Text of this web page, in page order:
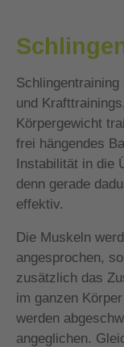
und
Körpergewicht
frei hängendes
Instabilität in die
denn gerade
effektiv.
Die Muskeln
angesprochen,
zusätzlich das
im ganzen
werden
angeglichen.